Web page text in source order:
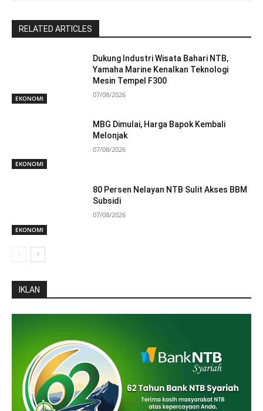
RELATED ARTICLES
EKONOMI
Dukung Industri Wisata Bahari NTB,
Yamaha Marine Kenalkan Teknologi
Mesin Tempel F300
07/08/2026
EKONOMI
MBG Dimulai, Harga Bapok Kembali
Melonjak
07/08/2026
EKONOMI
80 Persen Nelayan NTB Sulit Akses BBM
Subsidi
07/08/2026
IKLAN